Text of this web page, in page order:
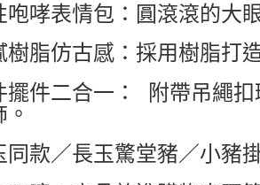
咆哮表情包：圓滾滾的大
樹脂仿古感：採用樹脂打
擺件二合一： 附帶吊繩
同款／長玉驚堂豬／小豬